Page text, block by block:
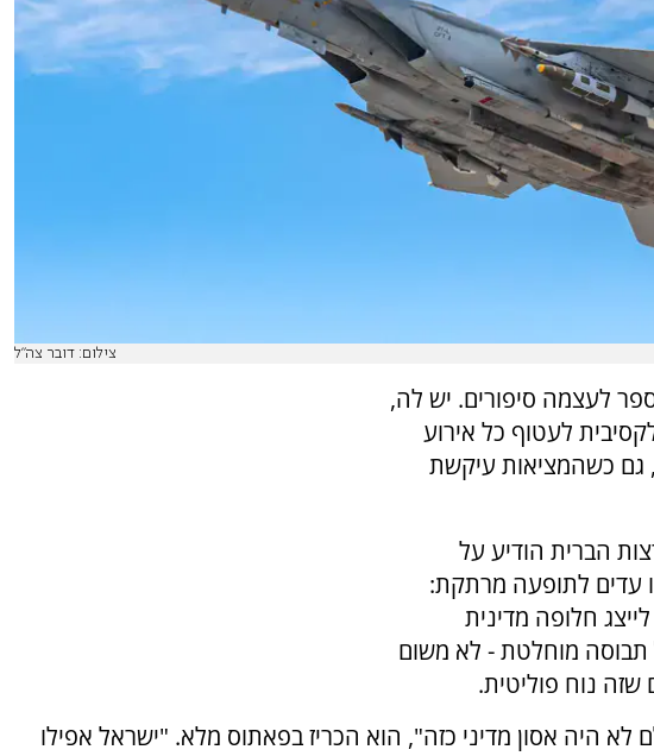
צילום: דובר צה"ל
לעצמה סיפורים. יש לה,
לעטוף כל אירוע
כשהמציאות עיקשת
הברית הודיע על
עדים לתופעה מרתקת:
חלופה מדינית
מוחלטת - לא משום
נוח פוליטית.
היה אסון מדיני כזה", הוא הכריז בפאתוס מלא. "ישראל אפילו